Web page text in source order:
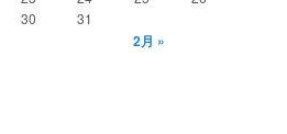
30 31
2月 »